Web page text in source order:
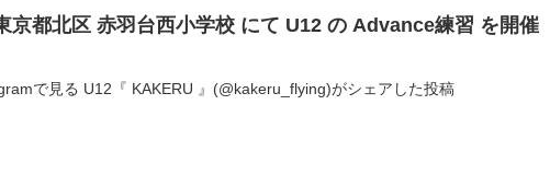
京都北区 赤羽台西小学校 にて U12 の Advance練習 を開催
で見る U12『 KAKERU 』(@kakeru_flying)がシェアした投稿